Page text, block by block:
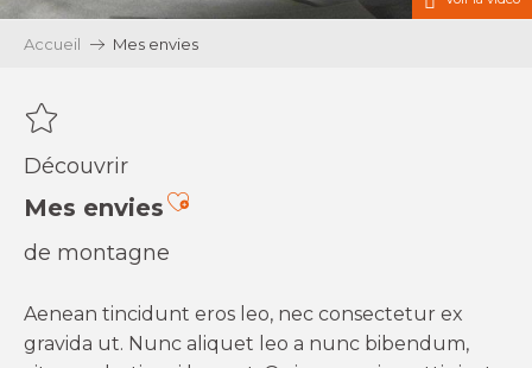
Accueil Mes envies
Découvrir
Mes enviesAjouter aux favoris
de montagne
Aenean tincidunt eros leo, nec consectetur ex
gravida ut. Nunc aliquet leo a nunc bibendum,